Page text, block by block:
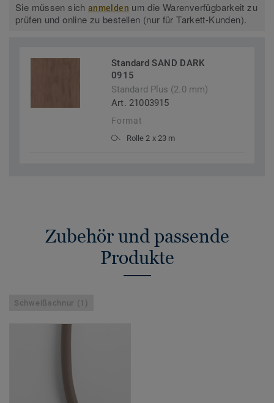
Sie müssen sichanmelden um die Warenverfügbarkeit zu
prüfen und online zu bestellen (nur für Tarkett-Kunden).
Standard SAND DARK
0915
Standard Plus (2.0 mm)
Art. 21003915
Format
Rolle 2 x 23 m
Zubehör und passende
Produkte
Schweißschnur (1)